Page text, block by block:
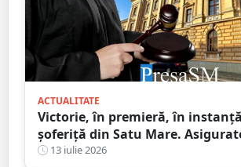
ACTUALITATE
Victorie, în premieră, în
șoferiță din Satu Mare.
să plătească integral daunele
13 iulie 2026